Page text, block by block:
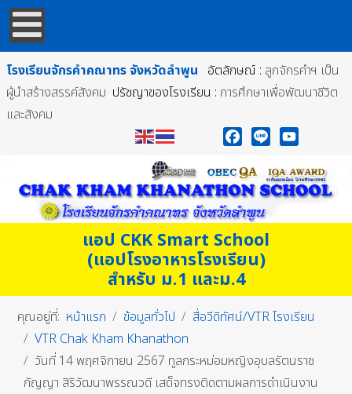
โรงเรียนจักรคำคณาทร จังหวัดลำพูน อัตลักษณ์ : ลูกจักรคำฯ เป็น
ผู้นำสร้างสรรค์สังคม ปรัชญาของโรงเรียน : การศึกษาเพื่อพัฒนาชีวิต
และสังคม
แอป CKK Smart School
(แอปโรงอาหารโรงเรียน)
สำหรับ ม.1 และม.4
คุณอยู่ที่: หน้าแรก ข้อมูลทั่วไป
สื่อวีดิทัศน์/VTR โรงเรียน
VTR Chak Kham Khanathon
วันที่ 14 พฤศจิกายน 2567 ทูลกระหม่อมหญิงอุบลรัตนราช
กัญญา สิริวัฒนาพรรณวดี เสด็จทรงติดตามผลการดำเนินงาน